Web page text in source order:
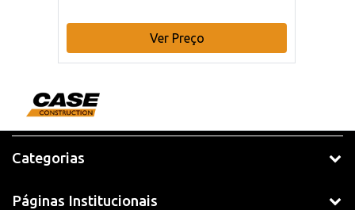
Ver Preço
Categorias
Páginas Institucionais